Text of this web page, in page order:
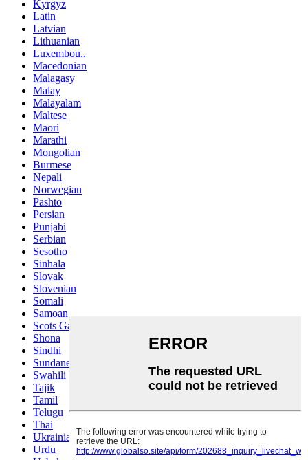
Kyrgyz
Latin
Latvian
Lithuanian
Luxembou..
Macedonian
Malagasy
Malay
Malayalam
Maltese
Maori
Marathi
Mongolian
Burmese
Nepali
Norwegian
Pashto
Persian
Punjabi
Serbian
Sesotho
Sinhala
Slovak
Slovenian
Somali
Samoan
Scots Gaelic
Shona
Sindhi
Sundanese
Swahili
Tajik
Tamil
Telugu
Thai
Ukrainian
Urdu